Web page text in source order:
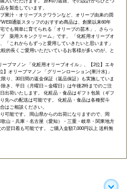
入いただけます。 原料の選抜、その設計からひとつ
を製造しています。
果汁・オリーブスクワランなど、オリーブ由来の潤
通販スタッフのおすすめ商品は、創業以来60年
でも簡単に育てられる「 オリーブの苗木 」、さらっ
ブ 薬用スキンクリーム 」です。 「化粧用オリーブオ
「これからもずっと愛用していきたいと思います」
的長くご愛用いただいているお客様が多いのが、と
ブマノン 「 化粧用オリーブオイル 」、【2位】 エキ
】 オリーブマノン 「グリーンローション(果汁水)」
り、 30日間の返金保証（返品保証）
も実施していま
き、平日（月曜日～金曜日）は午後2時までのご注
出荷いたします。 化粧品・食品はギフト包装（ギフ
先への配送は可能です。 化粧品・食品は各種熨斗
はご相談ください。
可能です。 岡山県からの出荷になりますので、岡
山・兵庫・名古屋（愛知）・三重・岐阜・関東地方
翌日着も可能です。 ご購入金額7,000円以上 送料無